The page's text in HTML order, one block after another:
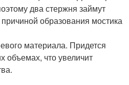
два стержня займут
образования мостика
материала. Придется
объемах, что увеличит